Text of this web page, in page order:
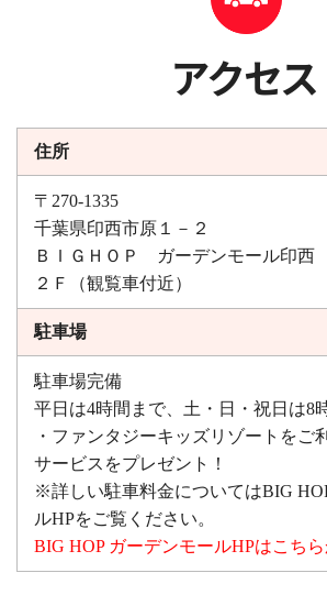
アクセス
住所
〒270-1335
千葉県印西市原１－２
ＢＩＧＨＯＰ ガーデンモール印西
２Ｆ（観覧車付近）
駐車場
駐車場完備
平日は4時間まで、土・日・祝日は8
・ファンタジーキッズリゾートをご
サービスをプレゼント！
※詳しい駐車料金についてはBIG
ルHPをご覧ください。
BIG HOP ガーデンモールHPはこちら